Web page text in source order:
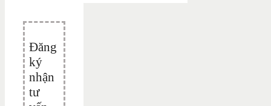
Đăng
ký
nhận
tư